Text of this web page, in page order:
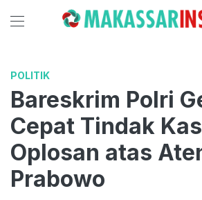
POLITIK
Bareskrim Polri
Cepat Tindak
Oplosan atas
Prabowo